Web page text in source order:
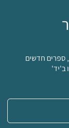
ספרים חדשים
ב'יד'